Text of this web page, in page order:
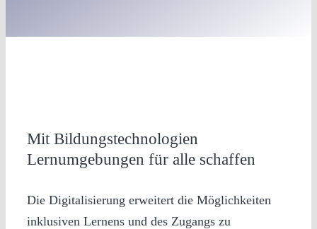
Mit Bildungstechnologien
Lernumgebungen für alle schaffen
Die Digitalisierung erweitert die Möglichkeiten
inklusiven Lernens und des Zugangs zu